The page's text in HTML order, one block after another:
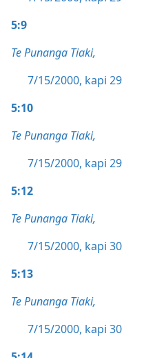
5:9
Te Punanga Tiaki,
7/15/2000, kapi 29
5:10
Te Punanga Tiaki,
7/15/2000, kapi 29
5:12
Te Punanga Tiaki,
7/15/2000, kapi 30
5:13
Te Punanga Tiaki,
7/15/2000, kapi 30